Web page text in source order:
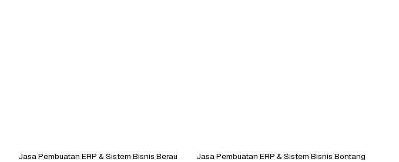
Jasa Pembuatan ERP & Sistem Bisnis Berau
Jasa Pembuatan ERP & Sistem Bisnis Bontang